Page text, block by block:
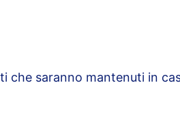
che saranno mantenuti in